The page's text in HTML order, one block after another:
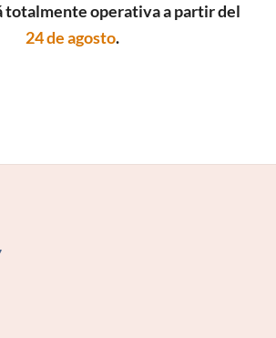
totalmente operativa a partir del
24 de agosto.